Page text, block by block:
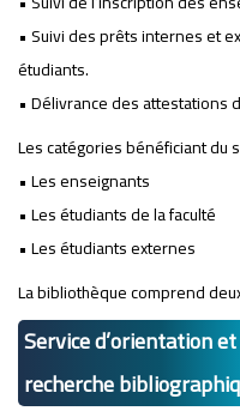
• Suivi des prêts internes et
étudiants.
• Délivrance des attestations
Les catégories bénéficiant du
• Les enseignants
• Les étudiants de la faculté
• Les étudiants externes
La bibliothèque comprend
Service d’orientation
recherche